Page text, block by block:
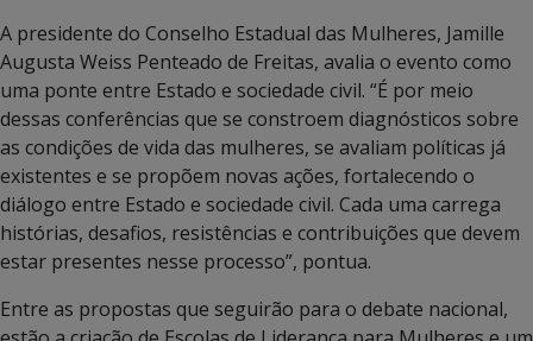
A presidente do Conselho Estadual das Mulheres, Jamille
Augusta Weiss Penteado de Freitas, avalia o evento como
uma ponte entre Estado e sociedade civil. “É por meio
dessas conferências que se constroem diagnósticos sobre
as condições de vida das mulheres, se avaliam políticas já
existentes e se propõem novas ações, fortalecendo o
diálogo entre Estado e sociedade civil. Cada uma carrega
histórias, desafios, resistências e contribuições que devem
estar presentes nesse processo”, pontua.
Entre as propostas que seguirão para o debate nacional,